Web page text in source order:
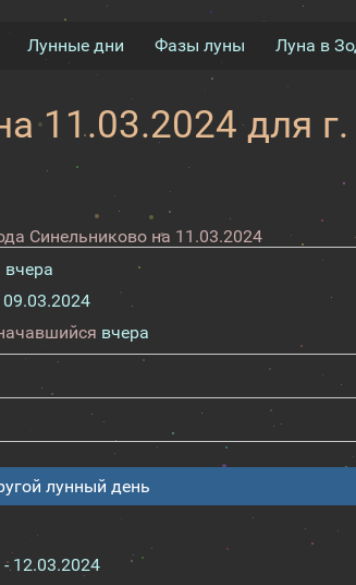
Лунные дни Фазы луны Луна в
11.03.2024 для г.
Синельниково на 11.03.2024
вчера
09.03.2024
вчера
лунный день
12.03.2024